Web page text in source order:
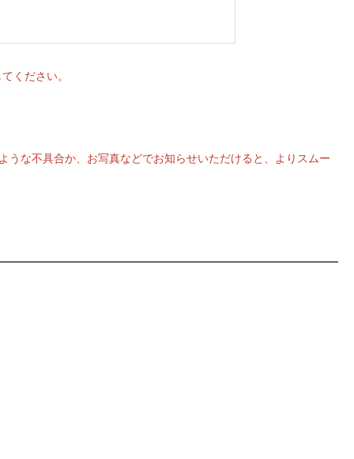
ください。
な不具合か、お写真などでお知らせいただけると、よりスムー